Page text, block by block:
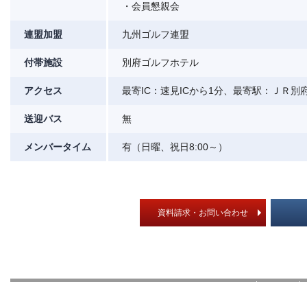
・会員懇親会
連盟加盟 九州ゴルフ連盟
付帯施設 別府ゴルフホテル
アクセス 最寄IC：速見ICから1分、最寄駅：ＪＲ
送迎バス 無
メンバータイム 有（日曜、祝日8:00～）
資料請求・お問い合わせ